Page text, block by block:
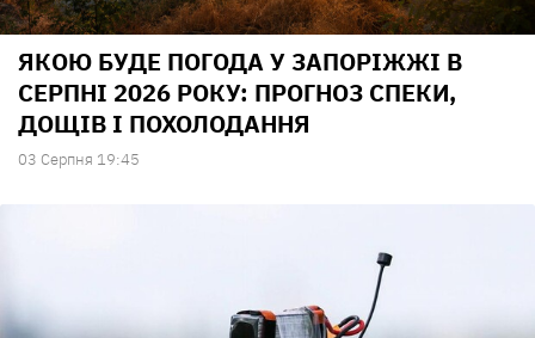
ЯКОЮ БУДЕ ПОГОДА У ЗАПОРІЖЖІ В
СЕРПНІ 2026 РОКУ: ПРОГНОЗ СПЕКИ,
ДОЩІВ І ПОХОЛОДАННЯ
03 Серпня 19:45